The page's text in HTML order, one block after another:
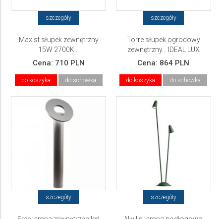
szczegóły
Max st słupek zewnętrzny
15W 2700K...
Cena: 710 PLN
do koszyka do schowka
szczegóły
Torre słupek ogrodowy
zewnętrzny... IDEAL LUX
Cena: 864 PLN
do koszyka do schowka
szczegóły szczegóły